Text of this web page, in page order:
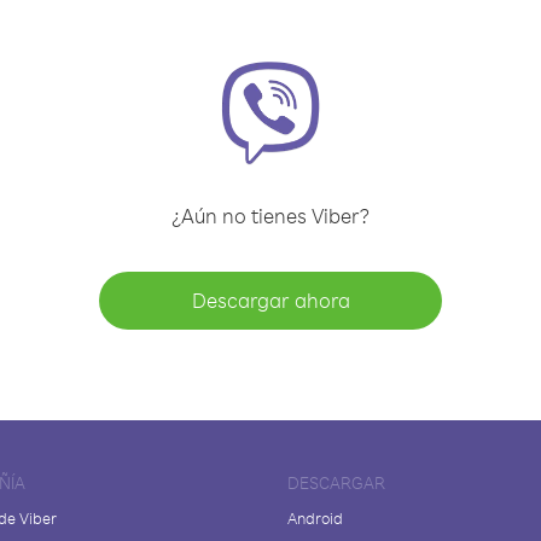
¿Aún no tienes Viber?
Descargar ahora
Viber
DESCARGAR
Android